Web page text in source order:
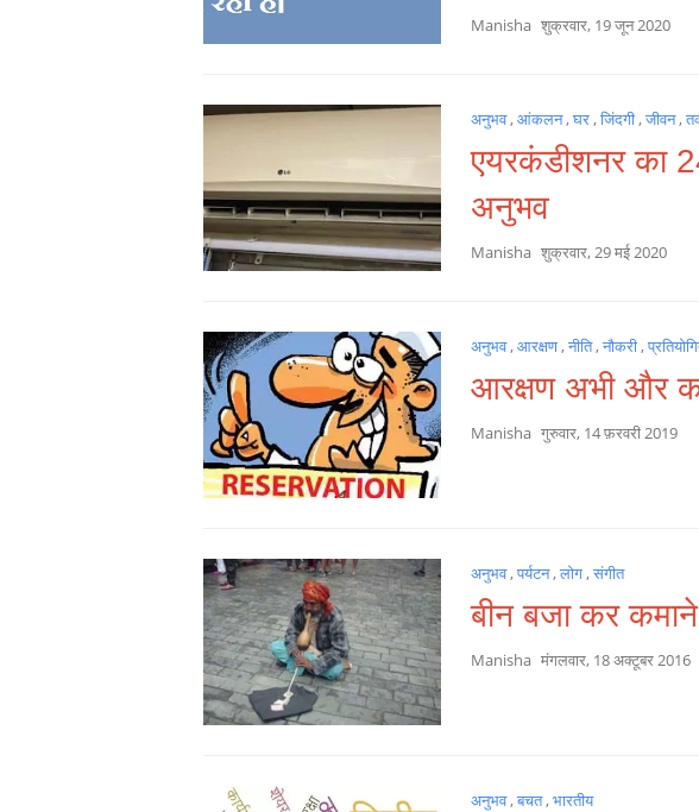
Manisha शुक्रवार, 19 जून 2020
अनुभव,आंकलन,घर,जिंदगी,जीवन,
एयरकंडीशनर का
अनुभव
Manisha शुक्रवार, 29 मई 2020
अनुभव,आरक्षण,नीति,नौकरी,
आरक्षण अभी और
Manisha गुरुवार, 14 फ़रवरी 2019
अनुभव,पर्यटन,लोग,संगीत
बीन बजा कर कमाने
Manisha मंगलवार, 18 अक्टूबर 2016
अनुभव,बचत,भारतीय